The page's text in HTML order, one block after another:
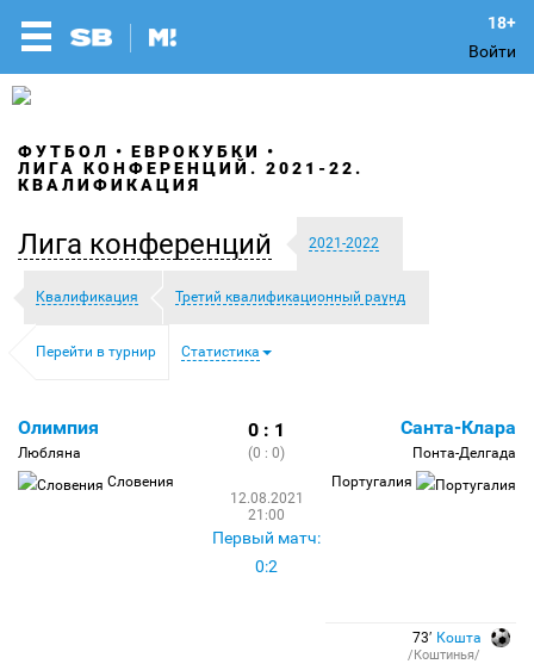
Войти
ФУТБОЛ
ЕВРОКУБКИ
ЛИГА КОНФЕРЕНЦИЙ. 2021-22.
КВАЛИФИКАЦИЯ
Лига конференций 2021-2022
Квалификация Третий квалификационный раунд
Перейти в турнир Статистика
Олимпия
Любляна
Словения
0 : 1
(0 : 0)
12.08.2021
21:00
Первый матч:
0:2
Санта-Клара
Понта-Делгада
Португалия
73′ Кошта
/Коштинья/